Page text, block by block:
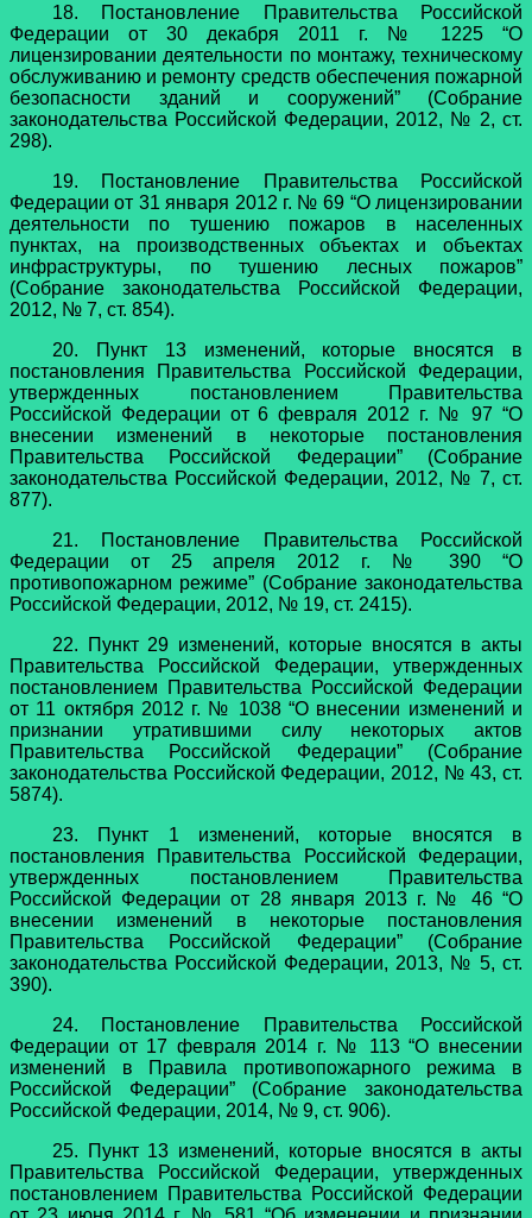
18. Постановление Правительства Российской
Федерации от 30 декабря 2011 г. № 1225 “О
лицензировании деятельности по монтажу, техническому
обслуживанию и ремонту средств обеспечения пожарной
безопасности зданий и сооружений” (Собрание
законодательства Российской Федерации, 2012, № 2, ст.
298).
19. Постановление Правительства Российской
Федерации от 31 января 2012 г. № 69 “О лицензировании
деятельности по тушению пожаров в населенных
пунктах, на производственных объектах и объектах
инфраструктуры, по тушению лесных пожаров”
(Собрание законодательства Российской Федерации,
2012, № 7, ст. 854).
20. Пункт 13 изменений, которые вносятся в
постановления Правительства Российской Федерации,
утвержденных постановлением Правительства
Российской Федерации от 6 февраля 2012 г. № 97 “О
внесении изменений в некоторые постановления
Правительства Российской Федерации” (Собрание
законодательства Российской Федерации, 2012, № 7, ст.
877).
21. Постановление Правительства Российской
Федерации от 25 апреля 2012 г. № 390 “О
противопожарном режиме” (Собрание законодательства
Российской Федерации, 2012, № 19, ст. 2415).
22. Пункт 29 изменений, которые вносятся в акты
Правительства Российской Федерации, утвержденных
постановлением Правительства Российской Федерации
от 11 октября 2012 г. № 1038 “О внесении изменений и
признании утратившими силу некоторых актов
Правительства Российской Федерации” (Собрание
законодательства Российской Федерации, 2012, № 43, ст.
5874).
23. Пункт 1 изменений, которые вносятся в
постановления Правительства Российской Федерации,
утвержденных постановлением Правительства
Российской Федерации от 28 января 2013 г. № 46 “О
внесении изменений в некоторые постановления
Правительства Российской Федерации” (Собрание
законодательства Российской Федерации, 2013, № 5, ст.
390).
24. Постановление Правительства Российской
Федерации от 17 февраля 2014 г. № 113 “О внесении
изменений в Правила противопожарного режима в
Российской Федерации” (Собрание законодательства
Российской Федерации, 2014, № 9, ст. 906).
25. Пункт 13 изменений, которые вносятся в акты
Правительства Российской Федерации, утвержденных
постановлением Правительства Российской Федерации